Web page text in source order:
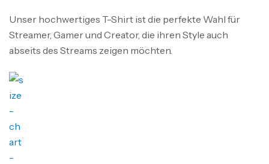
Unser hochwertiges T-Shirt ist die perfekte Wahl für
Streamer, Gamer und Creator, die ihren Style auch
abseits des Streams zeigen möchten.